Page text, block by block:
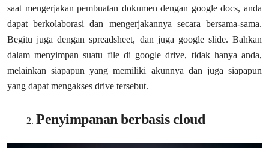
saat mengerjakan pembuatan dokumen dengan google docs, anda
dapat berkolaborasi dan mengerjakannya secara bersama-sama.
Begitu juga dengan spreadsheet, dan juga google slide. Bahkan
dalam menyimpan suatu file di google drive, tidak hanya anda,
melainkan siapapun yang memiliki akunnya dan juga siapapun
yang dapat mengakses drive tersebut.
Penyimpanan berbasis cloud